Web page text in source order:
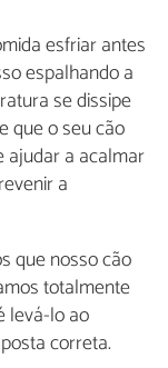
esfriar antes
espalhando a
se dissipe
que o seu cão
ajudar a acalmar
a
que nosso cão
totalmente
levá-lo ao
correta.